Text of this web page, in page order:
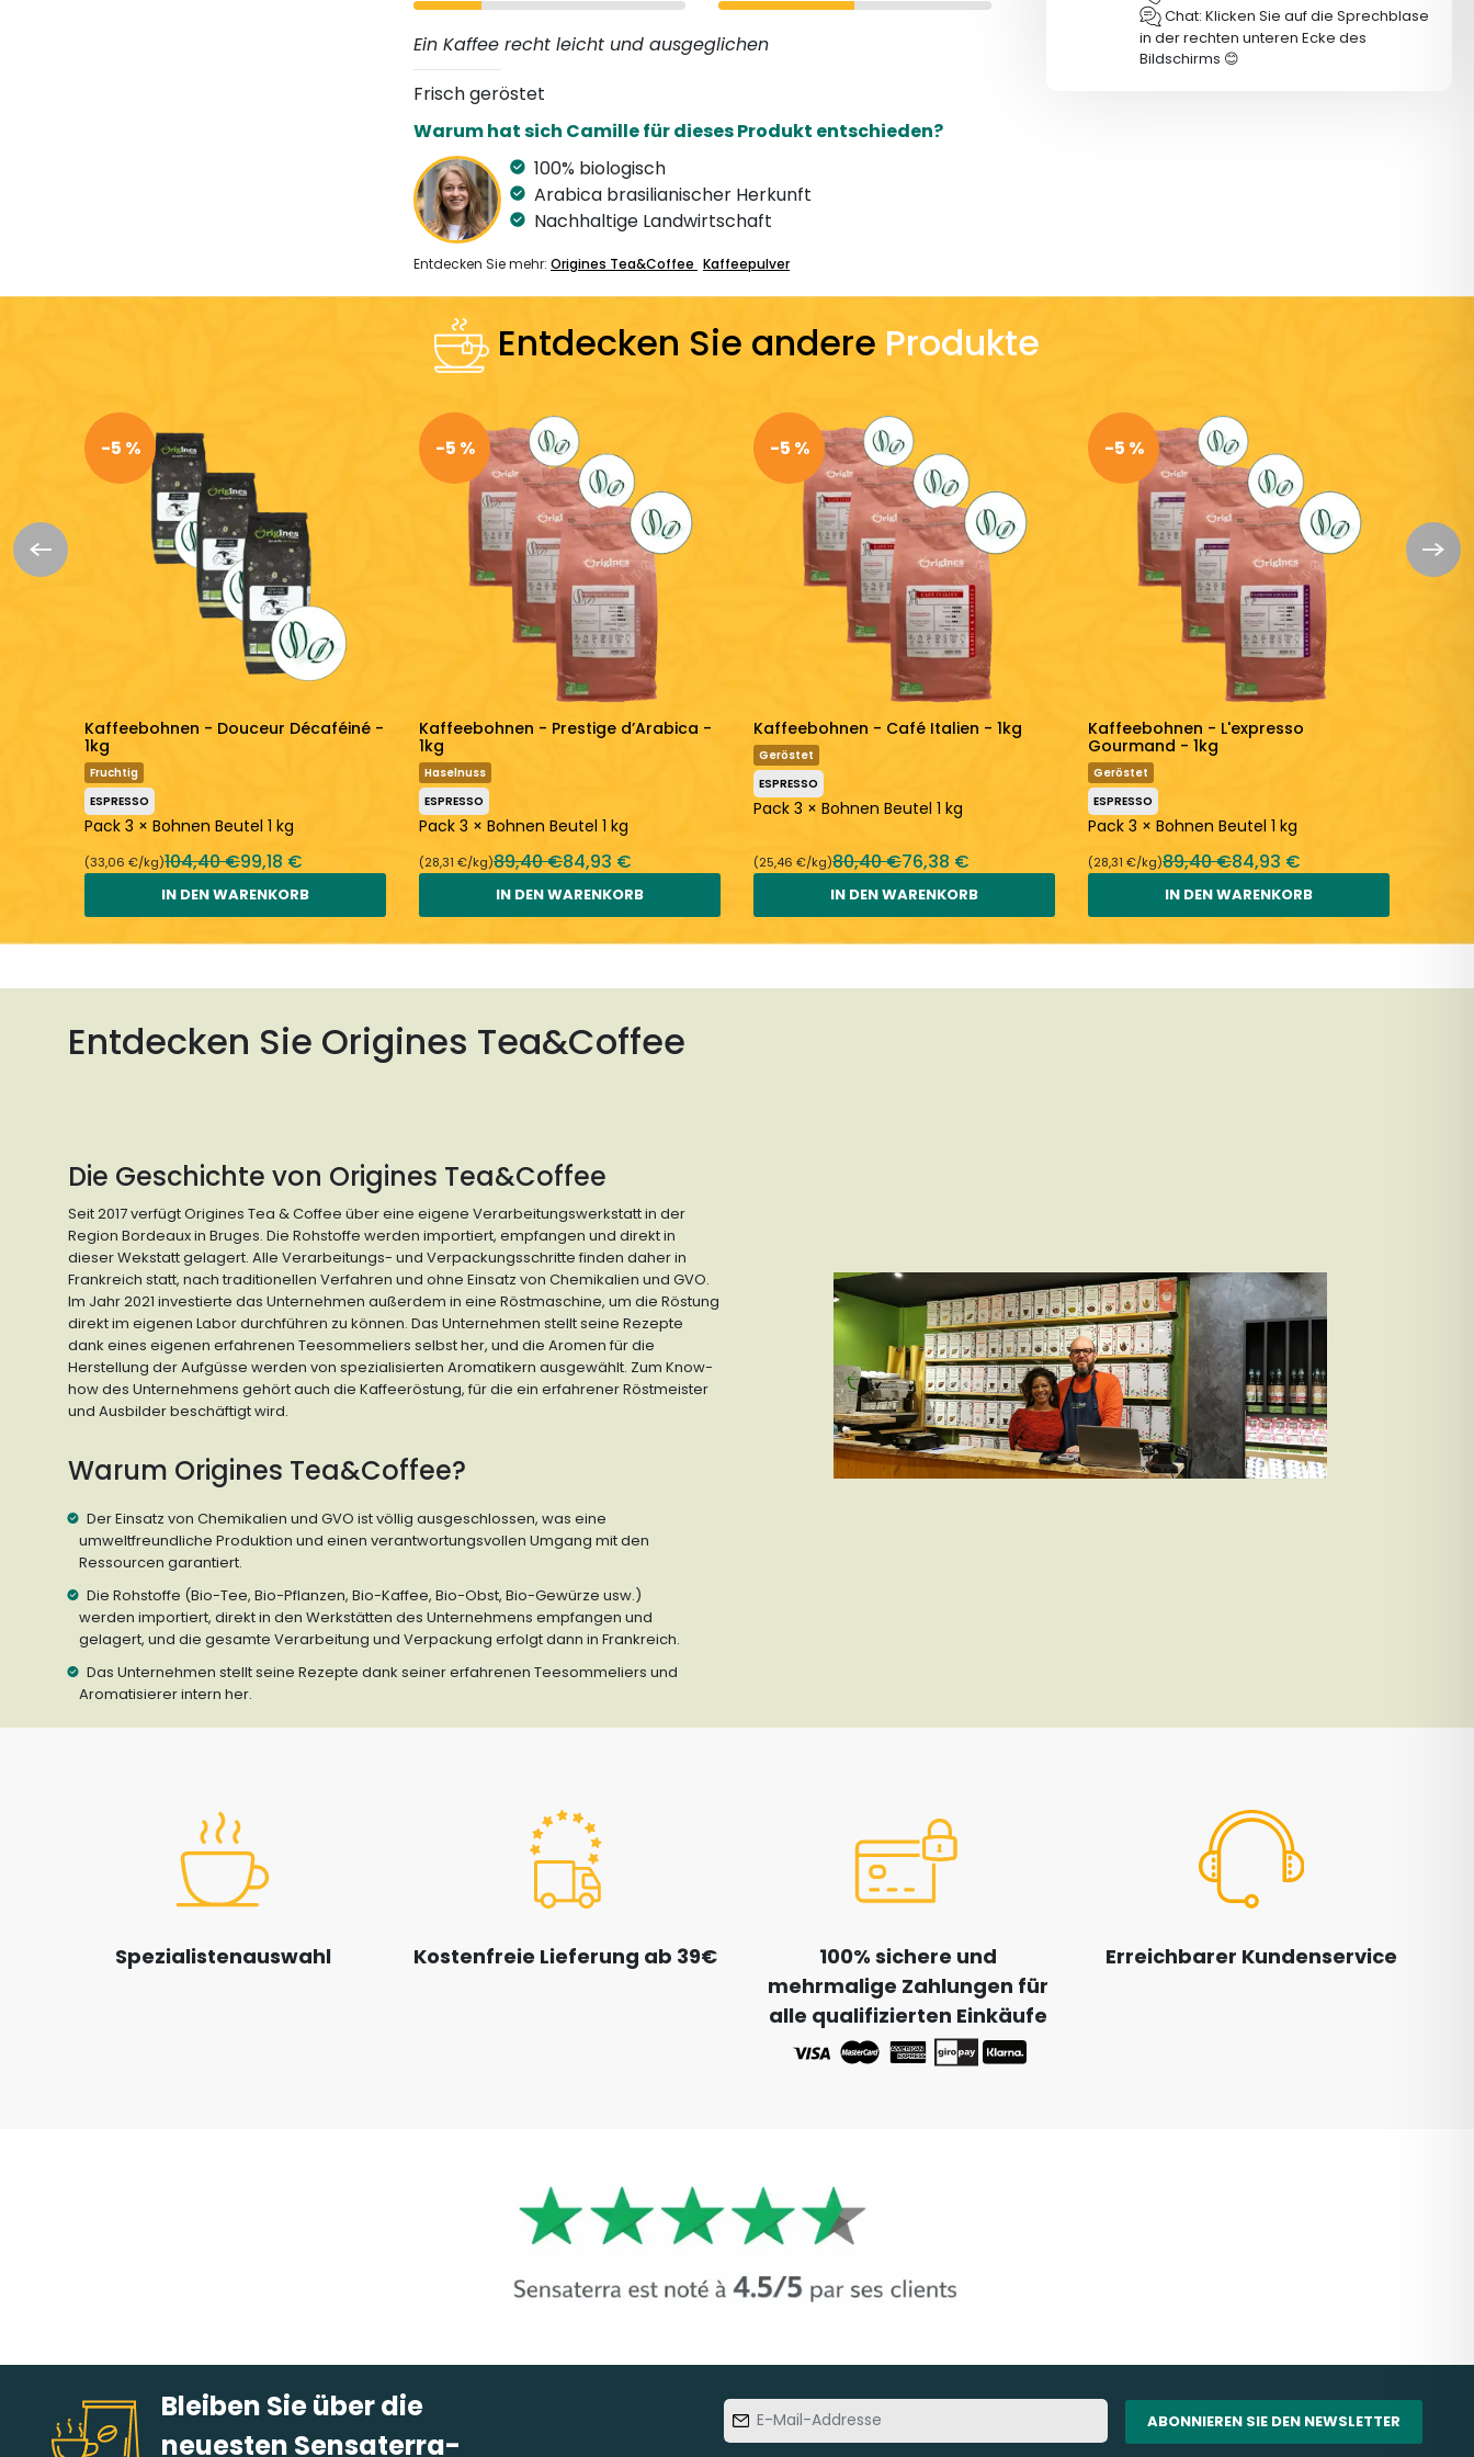
Ein Kaffee recht leicht und ausgeglichen
Frisch geröstet
Warum hat sich Camille für dieses Produkt entschieden?
100% biologisch
Arabica brasilianischer Herkunft
Nachhaltige Landwirtschaft
Entdecken Sie mehr: Origines Tea&Coffee Kaffeepulver
Chat: Klicken Sie auf die Sprechblase
in der rechten unteren Ecke des
Bildschirms 😊
Entdecken Sie andere Produkte
-5 %
Kaffeebohnen - Douceur Décaféiné -
1kg
Fruchtig
ESPRESSO
Pack 3 × Bohnen Beutel 1 kg
(33,06 €/kg)104,40 €99,18 €
IN DEN WARENKORB
-5 %
Kaffeebohnen - Prestige d’Arabica -
1kg
Haselnuss
ESPRESSO
Pack 3 × Bohnen Beutel 1 kg
(28,31 €/kg)89,40 €84,93 €
IN DEN WARENKORB
-5 %
Kaffeebohnen - Café Italien - 1kg
Geröstet
ESPRESSO
Pack 3 × Bohnen Beutel 1 kg
(25,46 €/kg)80,40 €76,38 €
IN DEN WARENKORB
-5 %
Kaffeebohnen - L'expresso
Gourmand - 1kg
Geröstet
ESPRESSO
Pack 3 × Bohnen Beutel 1 kg
(28,31 €/kg)89,40 €84,93 €
IN DEN WARENKORB
Entdecken Sie Origines Tea&Coffee
Die Geschichte von Origines Tea&Coffee
Seit 2017 verfügt Origines Tea & Coffee über eine eigene Verarbeitungswerkstatt in der
Region Bordeaux in Bruges. Die Rohstoffe werden importiert, empfangen und direkt in
dieser Wekstatt gelagert. Alle Verarbeitungs- und Verpackungsschritte finden daher in
Frankreich statt, nach traditionellen Verfahren und ohne Einsatz von Chemikalien und GVO.
Im Jahr 2021 investierte das Unternehmen außerdem in eine Röstmaschine, um die Röstung
direkt im eigenen Labor durchführen zu können. Das Unternehmen stellt seine Rezepte
dank eines eigenen erfahrenen Teesommeliers selbst her, und die Aromen für die
Herstellung der Aufgüsse werden von spezialisierten Aromatikern ausgewählt. Zum Know-
how des Unternehmens gehört auch die Kaffeeröstung, für die ein erfahrener Röstmeister
und Ausbilder beschäftigt wird.
Warum Origines Tea&Coffee?
Der Einsatz von Chemikalien und GVO ist völlig ausgeschlossen, was eine
umweltfreundliche Produktion und einen verantwortungsvollen Umgang mit den
Ressourcen garantiert.
Die Rohstoffe (Bio-Tee, Bio-Pflanzen, Bio-Kaffee, Bio-Obst, Bio-Gewürze usw.)
werden importiert, direkt in den Werkstätten des Unternehmens empfangen und
gelagert, und die gesamte Verarbeitung und Verpackung erfolgt dann in Frankreich.
Das Unternehmen stellt seine Rezepte dank seiner erfahrenen Teesommeliers und
Aromatisierer intern her.
Spezialistenauswahl Kostenfreie Lieferung ab 39€
100% sichere und
mehrmalige Zahlungen für
alle qualifizierten Einkäufe
Erreichbarer Kundenservice
Bleiben Sie über die
neuesten Sensaterra-
E-Mail-
Addresse
ABONNIEREN SIE DEN NEWSLETTER